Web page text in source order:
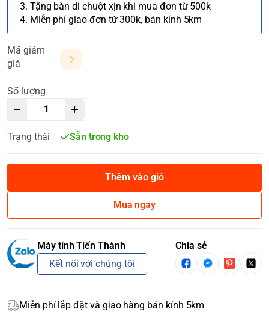
3. Tặng bàn di chuột xịn khi mua đơn từ 500k
4. Miễn phí giao đơn từ 300k, bán kính 5km
Mã giảm
giá
Số lượng
Trạng thái Sẵn trong kho
Thêm vào giỏ
Mua ngay
Máy tính Tiến Thành
Kết nối với chúng tôi
Chia sẻ
Miễn phí lắp đặt và giao hàng bán kính 5km